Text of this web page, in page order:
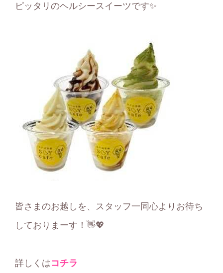
ピッタリのヘルシースイーツです✨
皆さまのお越しを、スタッフ一同心よりお待ち
しておりまーす！👋💖
詳しくはコチラ